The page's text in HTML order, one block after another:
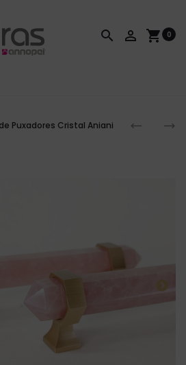
search person_outline shopping_cart 0
Puxadores Cristal Aniani